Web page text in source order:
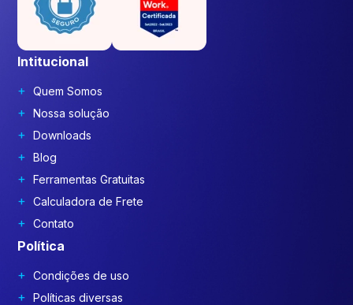
Intitucional
Quem Somos
Nossa solução
Downloads
Blog
Ferramentas Gratuitas
Calculadora de Frete
Contato
Política
Condições de uso
Políticas diversas